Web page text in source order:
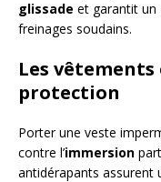
glissade et garantit un
freinages soudains.
Les
protection
Porter une veste
contre l’immersion
antidérapants assurent